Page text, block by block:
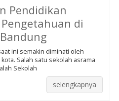
Pendidikan
di
ini semakin diminati oleh
Salah satu sekolah asrama
Sekolah
selengkapnya